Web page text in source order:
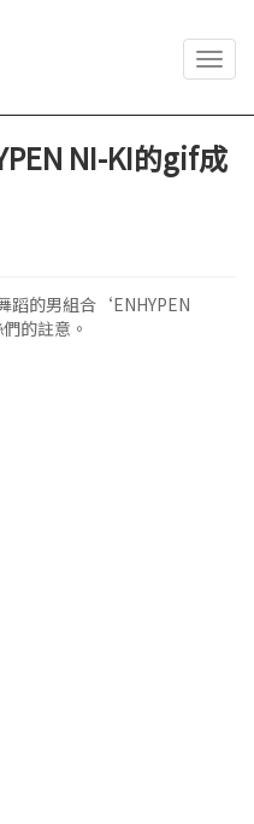
NI-KI的gif成
蹈的男組合‘ENHYPEN
的註意。